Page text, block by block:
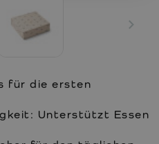
für die ersten
Unterstützt Essen